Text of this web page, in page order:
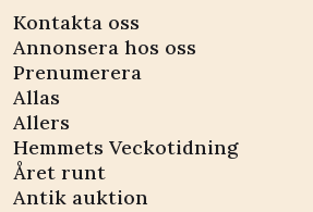
Kontakta oss
Annonsera hos oss
Prenumerera
Allas
Allers
Hemmets Veckotidning
Året runt
Antik auktion